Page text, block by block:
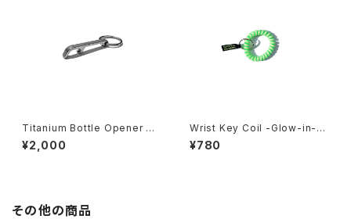
Titanium Bottle Opener Ke
ychain
¥2,000
Wrist Key Coil -Glow-in-th
e-Dark-
¥780
その他の商品